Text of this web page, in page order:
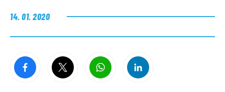
FUERA DE MEGÁFONO
EL LADO «G»
14. 01. 2020